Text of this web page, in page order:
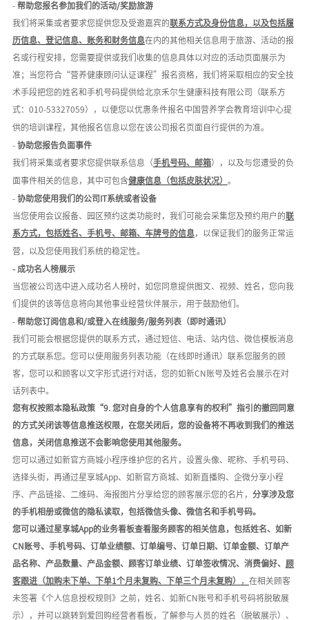
- 帮助您报名参加我们的活动/奖励旅游
我们将采集或者要求您提供您及受邀嘉宾的联系方式及身份信息，以及包括履
历信息、登记信息、账务和财务信息在内的其他相关信息用于旅游、活动的报
名或行程安排，您需要提供或我们收集的信息具体以对应的活动页面展示为
准；当您符合“营养健康顾问认证课程”报名资格，我们将采取相应的安全技
术手段把您的姓名和手机号码提供给北京禾尔生健康科技有限公司（联系方
式：010-53327059），以便您以优惠条件报名中国营养学会教育培训中心提
供的培训课程，其他报名信息以您在该公司报名页面自行提供的为准。
- 协助您报告负面事件
我们将采集或者要求您提供联系信息（手机号码、邮箱），以及与您遭受的负
面事件相关的信息，其中可包含健康信息（包括皮肤状况） 。
- 协助您使用我们的公司 IT系统或者设备
当您使用会议报备、园区预约这类功能时，我们可能会采集您及预约用户的联
系方式，包括姓名、手机号、邮箱、车牌号的信息 ，以保证我们的服务正常运
营，以及您使用我们系统的稳定性。
- 成功名人榜展示
当您被公司选中进入成功名人榜时，如您同意提供图文、视频、姓名，您向我
们提供的该等信息将向其他事业经营伙伴展示，用于鼓励他们。
- 帮助您订阅信息和 /或登入在线服务/服务列表（即时通讯）
我们可能会根据您提供的联系方式，通过短信、电话、站内信、微信模板消息
的方式联系您。您可以使用服务列表功能（在线即时通讯）联系您服务的顾
客，您可以和顾客以文字形式进行对话，您的如新CN账号及姓名会展示在对
话列表中。
您有权按照本隐私政策“9. 您对自身的个人信息享有的权利”指引的撤回同意
的方式关闭该等信息推送权限，在您关闭后，您的设备将不再收到我们的推送
信息，关闭信息推送不会影响您使用其他服务。
您可以通过如新官方商城小程序维护您的名片，设置头像、昵称、手机号码、
选择头街，再通过星享城App、如新官方商城、如新直播购、企微分享小程
序、产品链接、二维码、海报图片分享给您的顾客展示您的名片， 分享涉及您
的手机相册或微信的隐私读取，包括微信头像、微信名和手机号码。
您可以通过星享城App的业务看板查看服务顾客的相关信息，包括姓名、如新
CN账号、手机号码、订单业绩额、订单编号、订单日期、订单金额、订单产
品名称、产品数量、产品金额、顾客订单业绩、订单签收情况、消费偏好、 顾
客跟进（加购未下单、下单1个月未复购、下单三个月未复购） ， 在相关顾客
未签署《个人信息授权规则》之前，姓名、如新CN账号和手机号码将脱敏展
示），并可以跳转到爱回购经营者看板，了解参与人员的姓名（脱敏展示）、